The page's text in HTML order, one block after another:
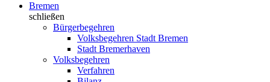
Bremen
schließen
Bürgerbegehren
Volksbegehren Stadt Bremen
Stadt Bremerhaven
Volksbegehren
Verfahren